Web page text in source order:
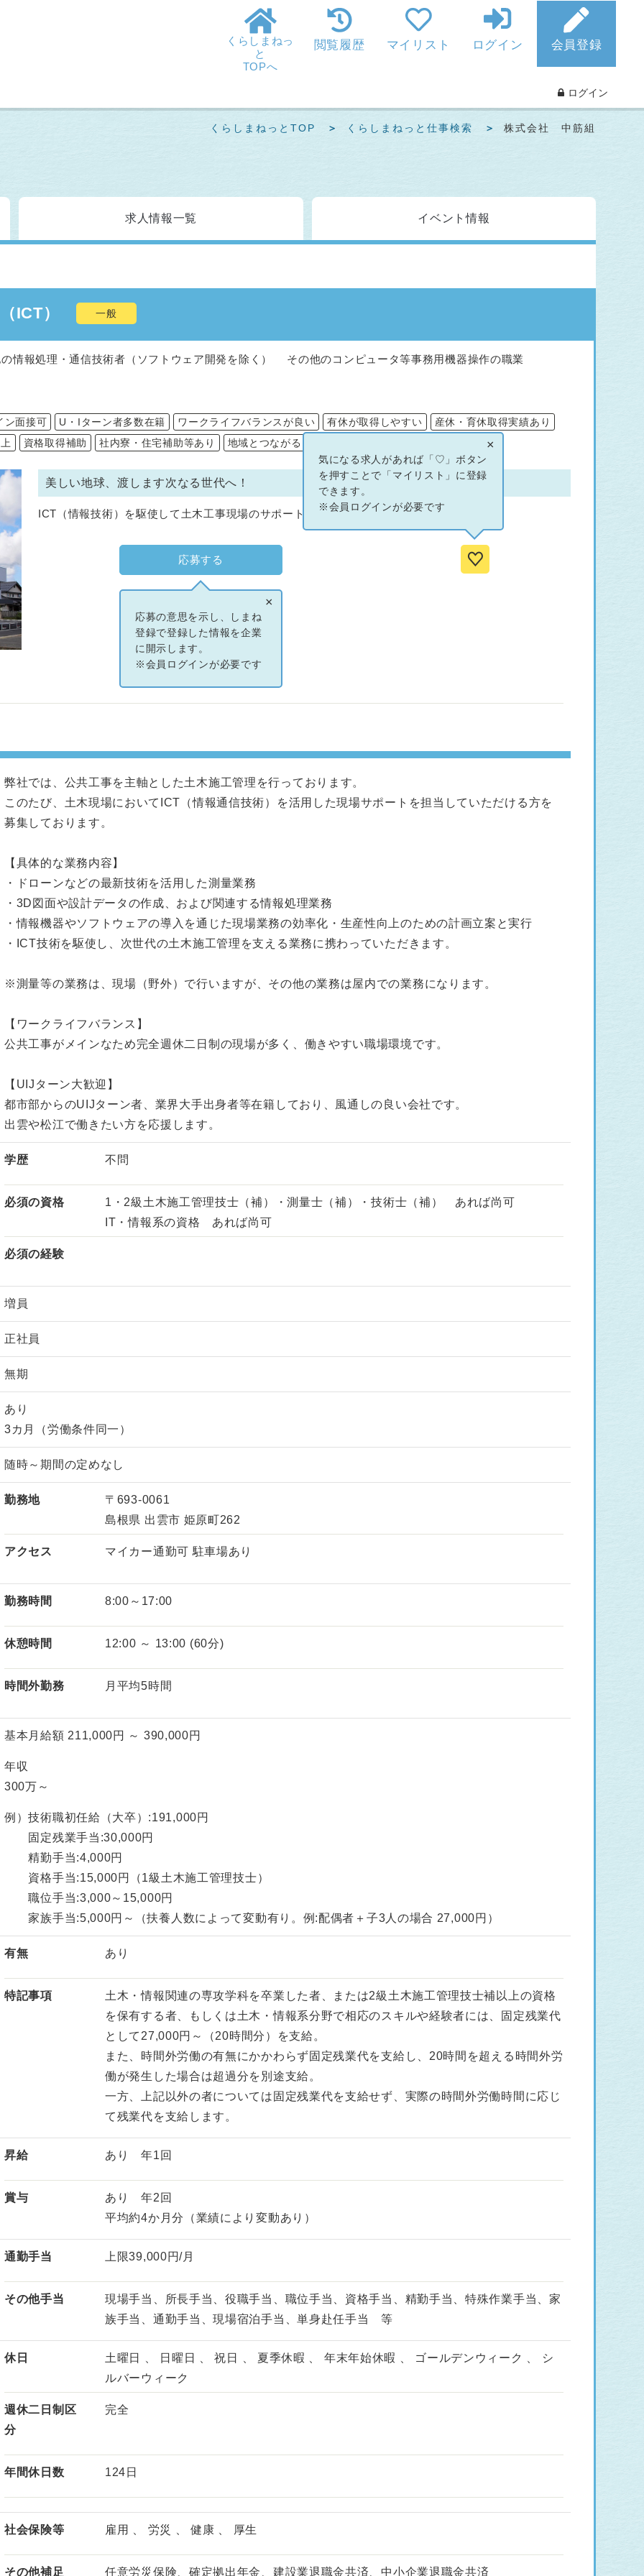
くらしまねっ
と
TOPへ
閲覧履歴 マイリスト ログイン 会員登録
ログイン
くらしまねっとTOP くらしまねっと仕事検索 株式会社 中筋組
求人情報一覧 イベント情報
一般
ICT）
報処理・通信技術者（ソフトウェア開発を除く） その他のコンピュータ等事務用機器操作の職業
ン面接可 U・Iターン者多数在籍 ワークライフバランスが良い 有休が取得しやすい
産休・育休取得実績あり
資格取得補助 社内寮・住宅補助等あり 地域とつながる
美しい地球、渡します次なる世代へ！
ICT（情報技術）を駆使して土木工事現場のサポート業務になります。
応募する
×
応募の意思を示し、しまね
登録で登録した情報を企業
に開示します。
※会員ログインが必要です
×
気になる求人があれば「♡」ボタン
を押すことで「マイリスト」に登録
できます。
※会員ログインが必要です
弊社では、公共工事を主軸とした土木施工管理を行っております。
このたび、土木現場においてICT（情報通信技術）を活用した現場サポートを担当していただける方を
募集しております。
【具体的な業務内容】
・ドローンなどの最新技術を活用した測量業務
・3D図面や設計データの作成、および関連する情報処理業務
・情報機器やソフトウェアの導入を通じた現場業務の効率化・生産性向上のための計画立案と実行
・ICT技術を駆使し、次世代の土木施工管理を支える業務に携わっていただきます。
※測量等の業務は、現場（野外）で行いますが、その他の業務は屋内での業務になります。
【ワークライフバランス】
公共工事がメインなため完全週休二日制の現場が多く、働きやすい職場環境です。
【UIJターン大歓迎】
都市部からのUIJターン者、業界大手出身者等在籍しており、風通しの良い会社です。
出雲や松江で働きたい方を応援します。
学歴 不問
必須の資格
1・2級土木施工管理技士（補）・測量士（補）・技術士（補） あれば尚可
IT・情報系の資格 あれば尚可
必須の経験
増員
正社員
無期
あり
3カ月（労働条件同一）
随時～期間の定めなし
勤務地
〒693-0061
島根県 出雲市 姫原町262
アクセス マイカー通勤可 駐車場あり
勤務時間 8:00～17:00
休憩時間 12:00 ～ 13:00 (60分)
時間外勤務 月平均5時間
基本月給額 211,000円 ～ 390,000円
年収
300万～
例）技術職初任給（大卒）:191,000円
固定残業手当:30,000円
精勤手当:4,000円
資格手当:15,000円（1級土木施工管理技士）
職位手当:3,000～15,000円
家族手当:5,000円～（扶養人数によって変動有り。例:配偶者＋子3人の場合 27,000円）
有無 あり
特記事項
土木・情報関連の専攻学科を卒業した者、または2級土木施工管理技士補以上の資格
を保有する者、もしくは土木・情報系分野で相応のスキルや経験者には、固定残業代
として27,000円～（20時間分）を支給。
また、時間外労働の有無にかかわらず固定残業代を支給し、20時間を超える時間外労
働が発生した場合は超過分を別途支給。
一方、上記以外の者については固定残業代を支給せず、実際の時間外労働時間に応じ
て残業代を支給します。
昇給 あり 年1回
賞与
あり 年2回
平均約4か月分（業績により変動あり）
通勤手当 上限39,000円/月
その他手当
現場手当、所長手当、役職手当、職位手当、資格手当、精勤手当、特殊作業手当、家
族手当、通勤手当、現場宿泊手当、単身赴任手当 等
休日
土曜日 、 日曜日 、 祝日 、 夏季休暇 、 年末年始休暇 、 ゴールデンウィーク 、 シ
ルバーウィーク
週休二日制区
分
完全
年間休日数 124日
社会保険等 雇用 、 労災 、 健康 、 厚生
その他補足 任意労災保険、確定拠出年金、建設業退職金共済、中小企業退職金共済